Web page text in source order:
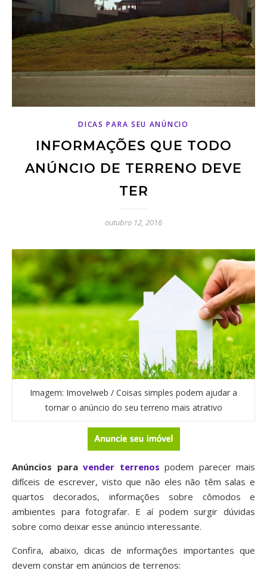
DICAS PARA SEU ANÚNCIO
INFORMAÇÕES QUE TODO
ANÚNCIO DE TERRENO DEVE
TER
outubro 12, 2016
Imagem: Imovelweb / Coisas simples podem ajudar a
tornar o anúncio do seu terreno mais atrativo
Anúncios para vender terrenos podem parecer mais
difíceis de escrever, visto que não eles não têm salas e
quartos decorados, informações sobre cômodos e
ambientes para fotografar. E aí podem surgir dúvidas
sobre como deixar esse anúncio interessante.
Confira, abaixo, dicas de informações importantes que
devem constar em anúncios de terrenos: